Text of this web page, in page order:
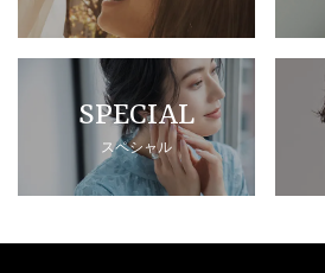
SPECIAL
スペシャル